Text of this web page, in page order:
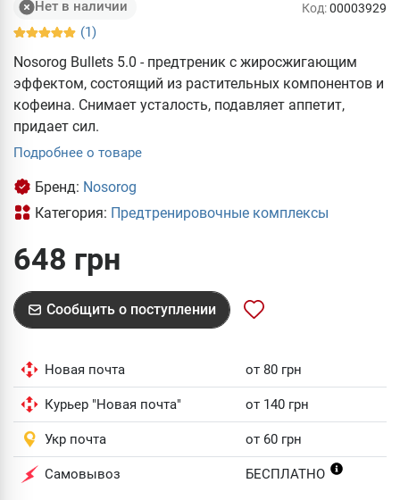
Нет в наличии
(1)
Код:00003929
Nosorog Bullets 5.0 - предтреник с жиросжигающим
эффектом, состоящий из растительных компонентов и
кофеина. Снимает усталость, подавляет аппетит,
придает сил.
Подробнее о товаре
Бренд: Nosorog
Категория: Предтренировочные комплексы
648 грн
Сообщить о поступлении
Новая почта от 80 грн
Курьер "Новая почта" от 140 грн
Укр почта от 60 грн
Самовывоз БЕСПЛАТНО